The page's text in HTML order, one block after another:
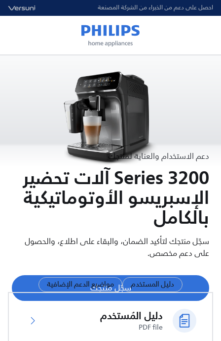
احصل على دعم من الخبراء من الشركة المصنعة
دعم الاستخدام والعناية لمنتجك
Series 3200 آلات تحضير
الإسبريسو الأوتوماتيكية
بالكامل
سجّل منتجك لتأكيد الضمان، والبقاء على اطلاع، والحصول
على دعم مخصص.
سجّل منتجكدليل المستخدم مواضيع الدعم الإضافية
دليل المُستخدم
PDF file